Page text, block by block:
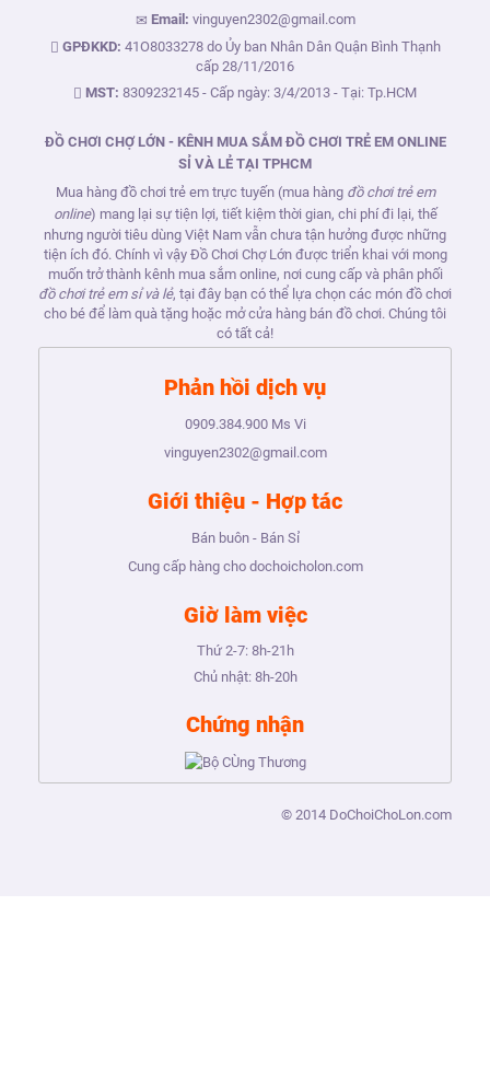
Email: vinguyen2302@gmail.com
GPĐKKD: 41O8033278 do Ủy ban Nhân Dân Quận Bình Thạnh
cấp 28/11/2016
MST: 8309232145 - Cấp ngày: 3/4/2013 - Tại: Tp.HCM
ĐỒ CHƠI CHỢ LỚN - KÊNH MUA SẮM ĐỒ CHƠI TRẺ EM ONLINE
SỈ VÀ LẺ TẠI TPHCM
Mua hàng đồ chơi trẻ em trực tuyến (mua hàng đồ chơi trẻ em
online) mang lại sự tiện lợi, tiết kiệm thời gian, chi phí đi lại, thế
nhưng người tiêu dùng Việt Nam vẫn chưa tận hưởng được những
tiện ích đó. Chính vì vậy Đồ Chơi Chợ Lớn được triển khai với mong
muốn trở thành kênh mua sắm online, nơi cung cấp và phân phối
đồ chơi trẻ em sỉ và lẻ, tại đây bạn có thể lựa chọn các món đồ chơi
cho bé để làm quà tặng hoặc mở cửa hàng bán đồ chơi. Chúng tôi
có tất cả!
Phản hồi dịch vụ
0909.384.900Ms Vi
vinguyen2302@gmail.com
Giới thiệu - Hợp tác
Bán buôn - Bán Sỉ
Cung cấp hàng cho dochoicholon.com
Giờ làm việc
Thứ 2-7:8h-21h
Chủ nhật:8h-20h
Chứng nhận
© 2014 DoChoiChoLon.com